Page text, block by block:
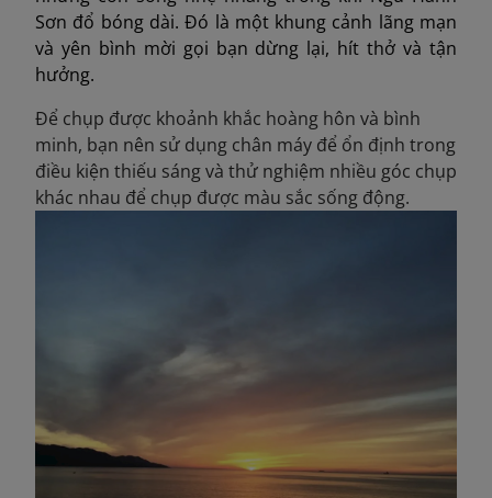
Sơn đổ bóng dài. Đó là một khung cảnh lãng mạn
và yên bình mời gọi bạn dừng lại, hít thở và tận
hưởng.
Để chụp được khoảnh khắc hoàng hôn và bình
minh, bạn nên sử dụng chân máy để ổn định trong
điều kiện thiếu sáng và thử nghiệm nhiều góc chụp
khác nhau để chụp được màu sắc sống động.​